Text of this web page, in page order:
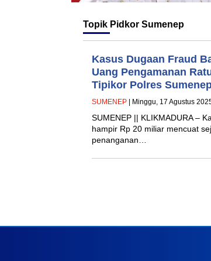
Topik Pidkor Sumenep
Kasus Dugaan Fraud
Uang Pengamanan
Tipikor Polres
SUMENEP | Minggu, 17 Agustus
SUMENEP || KLIKMADURA –
hampir Rp 20 miliar mencuat
penanganan…